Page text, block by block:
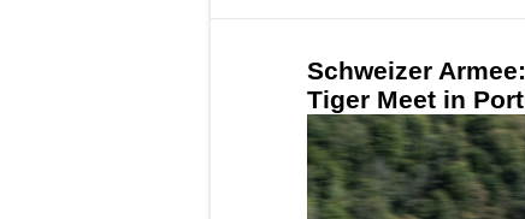
Schweizer
Tiger Meet in